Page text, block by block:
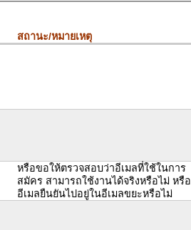
สถานะ/หมายเหตุ
หรือขอให้ตรวจสอบว่าอีเมลที่ใช้ในการ
สมัคร สามารถใช้งานได้จริงหรือไม่ หรือ
อีเมลยืนยันไปอยู่ในอีเมลขยะหรือไม่